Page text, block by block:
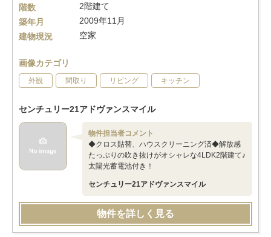
階数
2階建て
築年月
2009年11月
建物現況
空家
画像カテゴリ
外観 間取り リビング キッチン
センチュリー21アドヴァンスマイル
物件担当者コメント
◆クロス貼替、ハウスクリーニング済◆解放感
たっぷりの吹き抜けがオシャレな4LDK2階建て♪
太陽光蓄電池付き！
センチュリー21アドヴァンスマイル
物件を詳しく見る